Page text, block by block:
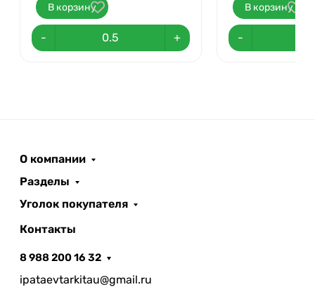
В корзину
- +
В корзину
-
О компании
Разделы
Уголок покупателя
Контакты
8 988 200 16 32
ipataevtarkitau@gmail.ru